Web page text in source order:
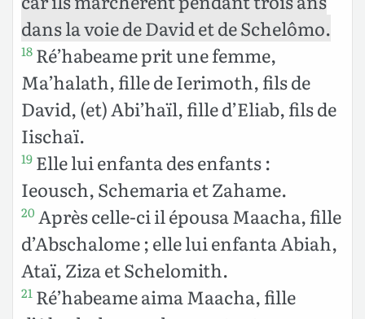
dans la voie de David et de Schelômo.
18 Ré’habeame prit une femme,
Ma’halath, fille de Ierimoth, fils de
David, (et) Abi’haïl, fille d’Eliab, fils de
Iischaï.
19 Elle lui enfanta des enfants :
Ieousch, Schemaria et Zahame.
20 Après celle-ci il épousa Maacha, fille
d’Abschalome ; elle lui enfanta Abiah,
Ataï, Ziza et Schelomith.
21 Ré’habeame aima Maacha, fille